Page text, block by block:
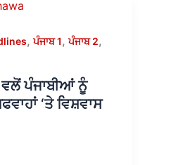
,ਪੰਜਾਬ 1,ਪੰਜਾਬ 2,
ਵਲੋਂ ਪੰਜਾਬੀਆਂ ਨੂੰ
‘ਤੇ ਵਿਸ਼ਵਾਸ